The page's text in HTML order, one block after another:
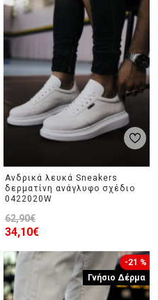
Ανδρικά λευκά Sneakers
δερματίνη ανάγλυφο σχέδιο
0422020W
34,10€
62,90€
Γνήσιο Δέρμα
-21 %